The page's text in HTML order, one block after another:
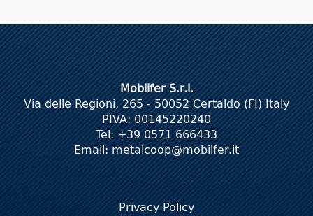
Mobilfer S.r.l.
Via delle Regioni, 265 - 50052 Certaldo (FI) Italy
PIVA: 00145220240
Tel: +39 0571 666433
Email:metalcoop@mobilfer.it
Privacy Policy